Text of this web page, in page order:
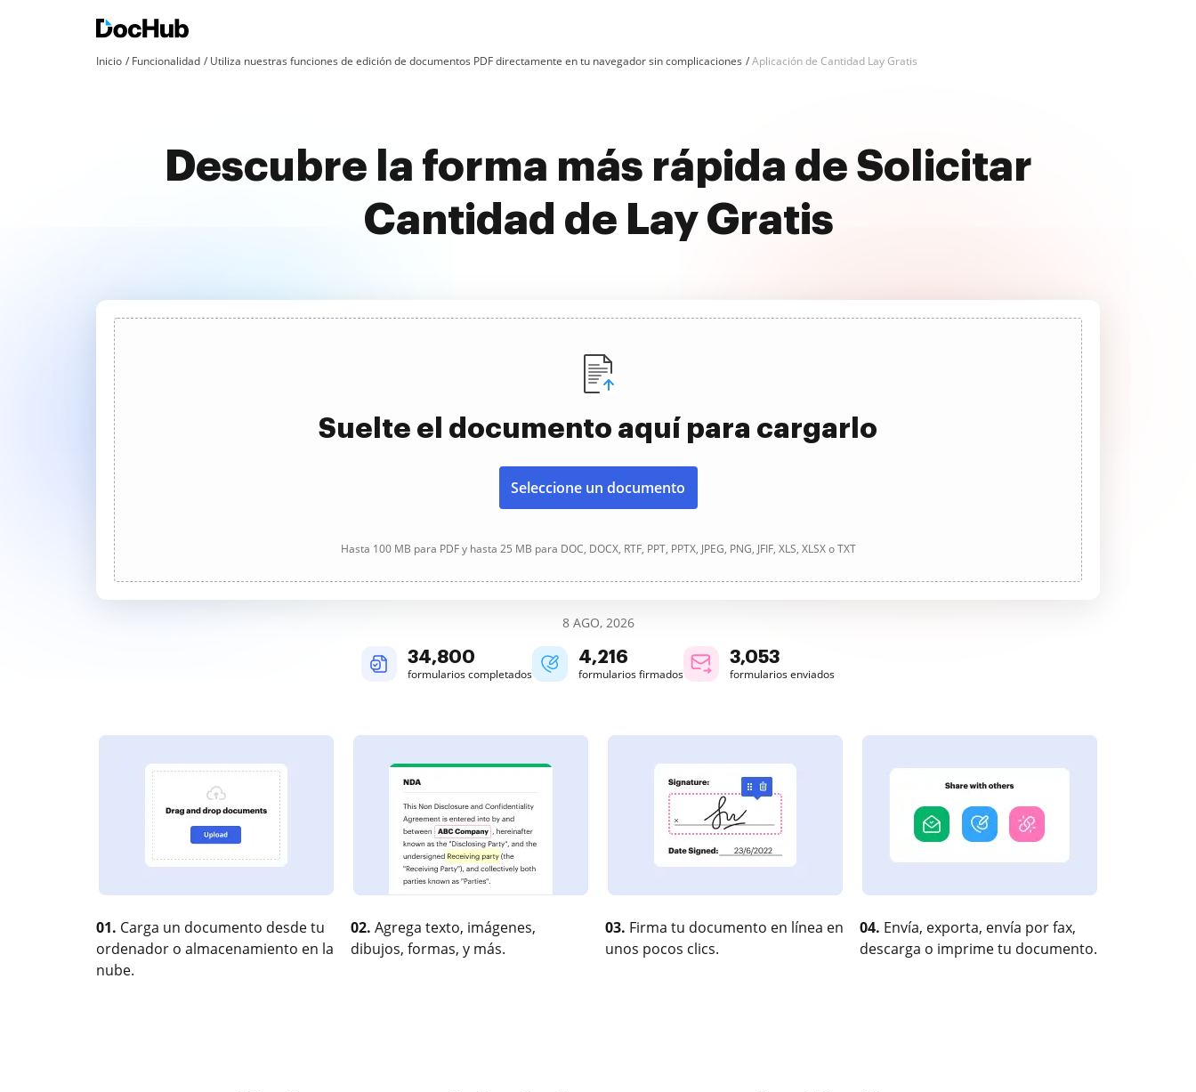
Inicio Funcionalidad Utiliza nuestras funciones de edición de documentos PDF directamente en tu navegador sin complicaciones Aplicación de Cantidad Lay Gratis
Descubre la forma más rápida de Solicitar
Cantidad de Lay Gratis
Suelte el documento aquí para cargarlo
Seleccione un documento
Hasta 100 MB para PDF y hasta 25 MB para DOC, DOCX, RTF, PPT, PPTX, JPEG, PNG, JFIF, XLS, XLSX o TXT
8 AGO, 2026
34,800
formularios completados
4,216
formularios firmados
3,053
formularios enviados
01. Carga un documento desde tu
ordenador o almacenamiento en la
nube.
02. Agrega texto, imágenes,
dibujos, formas, y más.
03. Firma tu documento en línea en
unos pocos clics.
04. Envía, exporta, envía por fax,
descarga o imprime tu documento.